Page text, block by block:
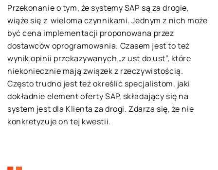
Przekonanie o tym, że systemy SAP są za drogie,
wiąże się z wieloma czynnikami. Jednym z nich może
być cena implementacji proponowana przez
dostawców oprogramowania. Czasem jest to też
wynik opinii przekazywanych „z ust do ust”, które
niekoniecznie mają związek z rzeczywistością.
Często trudno jest też określić specjalistom, jaki
dokładnie element oferty SAP, składający się na
system jest dla Klienta za drogi. Zdarza się, że nie
konkretyzuje on tej kwestii.